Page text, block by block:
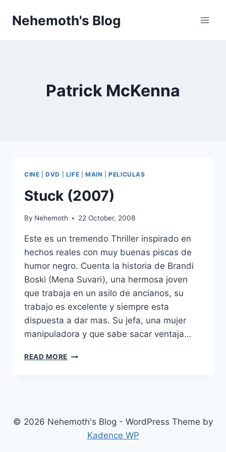
Nehemoth's Blog
Patrick McKenna
CINE |DVD LIFE MAIN |PELICULAS
Stuck (2007)
By Nehemoth 22 October, 2008
Este es un tremendo Thriller inspirado en
hechos reales con muy buenas piscas de
humor negro. Cuenta la historia de Brandi
Boski (Mena Suvari), una hermosa joven
que trabaja en un asilo de ancianos, su
trabajo es excelente y siempre esta
dispuesta a dar mas. Su jefa, una mujer
manipuladora y que sabe sacar ventaja…
READ MORE STUCK
© 2026 Nehemoth's Blog - WordPress Theme by
Kadence WP